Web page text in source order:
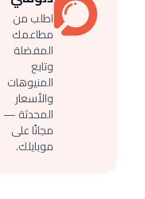
اطلب من
مطاعمك
المفضلة
وتابع
المنيوهات
والأسعار
المحدثة —
مجانًا على
موبايلك.